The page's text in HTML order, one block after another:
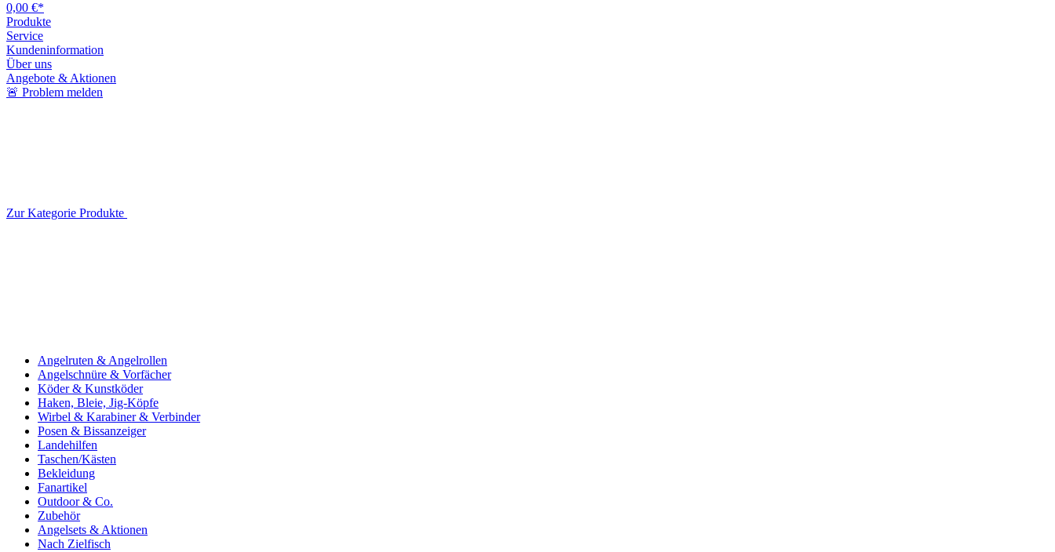
0,00 €*
Produkte
Service
Kundeninformation
Über uns
Angebote & Aktionen
🚨 Problem melden
Zur Kategorie Produkte
Angelruten & Angelrollen
Angelschnüre & Vorfächer
Köder & Kunstköder
Haken, Bleie, Jig-Köpfe
Wirbel & Karabiner & Verbinder
Posen & Bissanzeiger
Landehilfen
Taschen/Kästen
Bekleidung
Fanartikel
Outdoor & Co.
Zubehör
Angelsets & Aktionen
Nach Zielfisch